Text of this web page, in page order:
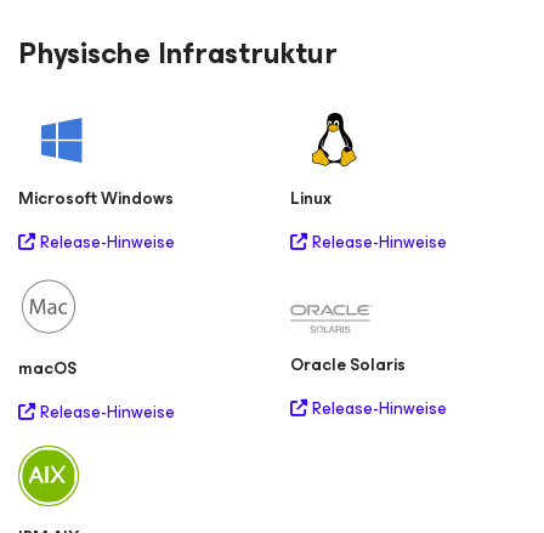
Physische Infrastruktur
Microsoft Windows
Release-Hinweise
Linux
Release-Hinweise
macOS
Release-Hinweise
Oracle Solaris
Release-Hinweise